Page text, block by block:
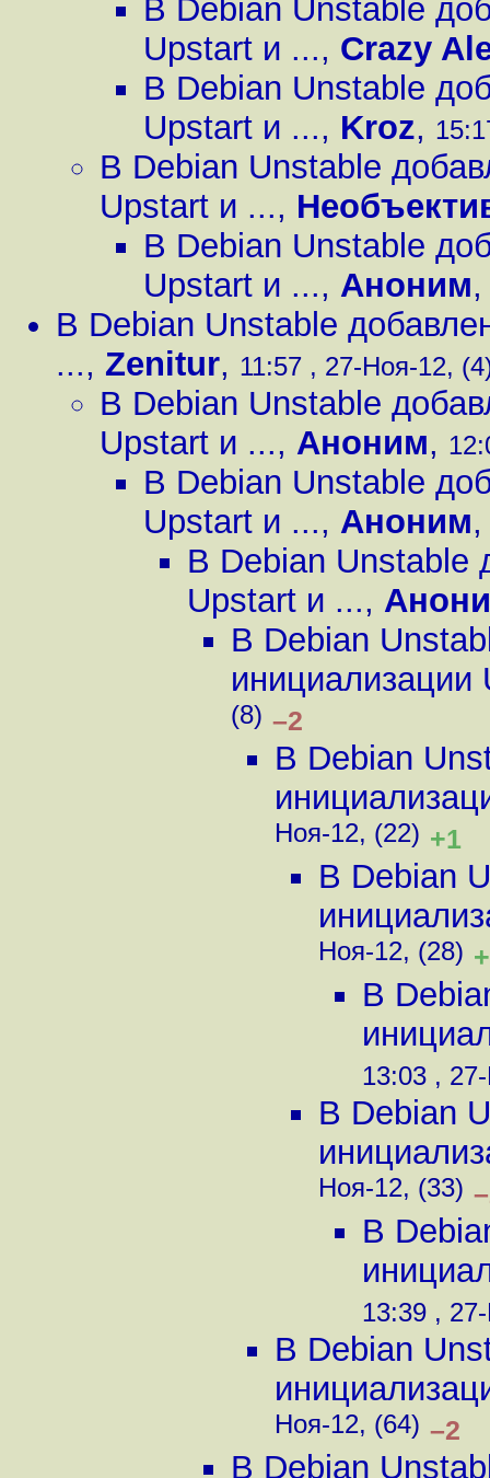
В Debian Unstable
Upstart и ..., Crazy
В Debian Unstable
Upstart и ..., Kroz,
В Debian Unstable
Upstart и ...,
В Debian Unstable
Upstart и ..., Аноним
В Debian Unstable
..., Zenitur, 11:57 , 27-Ноя-12,
В Debian Unstable
Upstart и ..., Аноним,
В Debian Unstable
Upstart и ..., Аноним
В Debian Unstable
Upstart и ...,
В Debian
инициализации
(8) –2
В Debian
Ноя-12, (22) +1
В Debian
Ноя-12, (28)
В
13:03 ,
В Debian
Ноя-12, (33)
В
13:39 ,
В Debian
Ноя-12, (64) –2
В Debian